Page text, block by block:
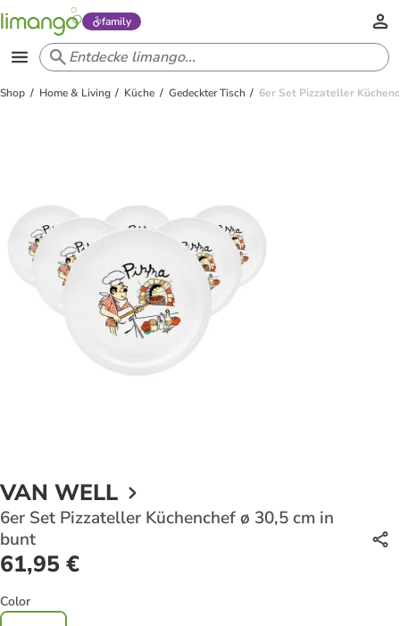
family
Shop Home & Living Küche Gedeckter Tisch 6er Set Pizzateller
VAN WELL
6er Set Pizzateller Küchenchef ø 30,5 cm in
bunt
61,95 €
Color